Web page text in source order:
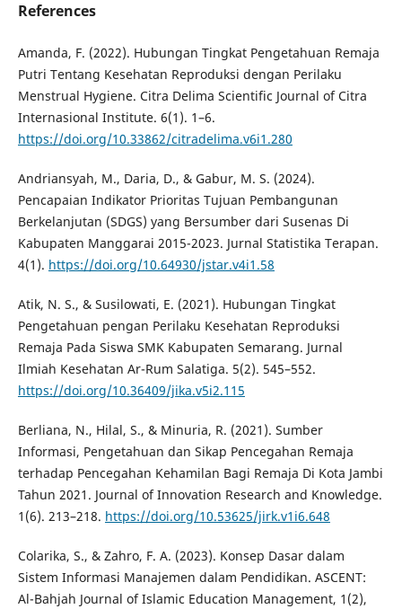
References
Amanda, F. (2022). Hubungan Tingkat Pengetahuan Remaja
Putri Tentang Kesehatan Reproduksi dengan Perilaku
Menstrual Hygiene. Citra Delima Scientific Journal of Citra
Internasional Institute. 6(1). 1–6.
https://doi.org/10.33862/citradelima.v6i1.280
Andriansyah, M., Daria, D., & Gabur, M. S. (2024).
Pencapaian Indikator Prioritas Tujuan Pembangunan
Berkelanjutan (SDGS) yang Bersumber dari Susenas Di
Kabupaten Manggarai 2015-2023. Jurnal Statistika Terapan.
4(1). https://doi.org/10.64930/jstar.v4i1.58
Atik, N. S., & Susilowati, E. (2021). Hubungan Tingkat
Pengetahuan pengan Perilaku Kesehatan Reproduksi
Remaja Pada Siswa SMK Kabupaten Semarang. Jurnal
Ilmiah Kesehatan Ar-Rum Salatiga. 5(2). 545–552.
https://doi.org/10.36409/jika.v5i2.115
Berliana, N., Hilal, S., & Minuria, R. (2021). Sumber
Informasi, Pengetahuan dan Sikap Pencegahan Remaja
terhadap Pencegahan Kehamilan Bagi Remaja Di Kota Jambi
Tahun 2021. Journal of Innovation Research and Knowledge.
1(6). 213–218. https://doi.org/10.53625/jirk.v1i6.648
Colarika, S., & Zahro, F. A. (2023). Konsep Dasar dalam
Sistem Informasi Manajemen dalam Pendidikan. ASCENT:
Al-Bahjah Journal of Islamic Education Management, 1(2),